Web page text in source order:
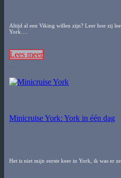
Altijd al een Viking willen zijn? Leer hoe zij
York….
Lees meer
Minicruise York: York in één dag
Het is niet mijn eerste keer in York, ik was er